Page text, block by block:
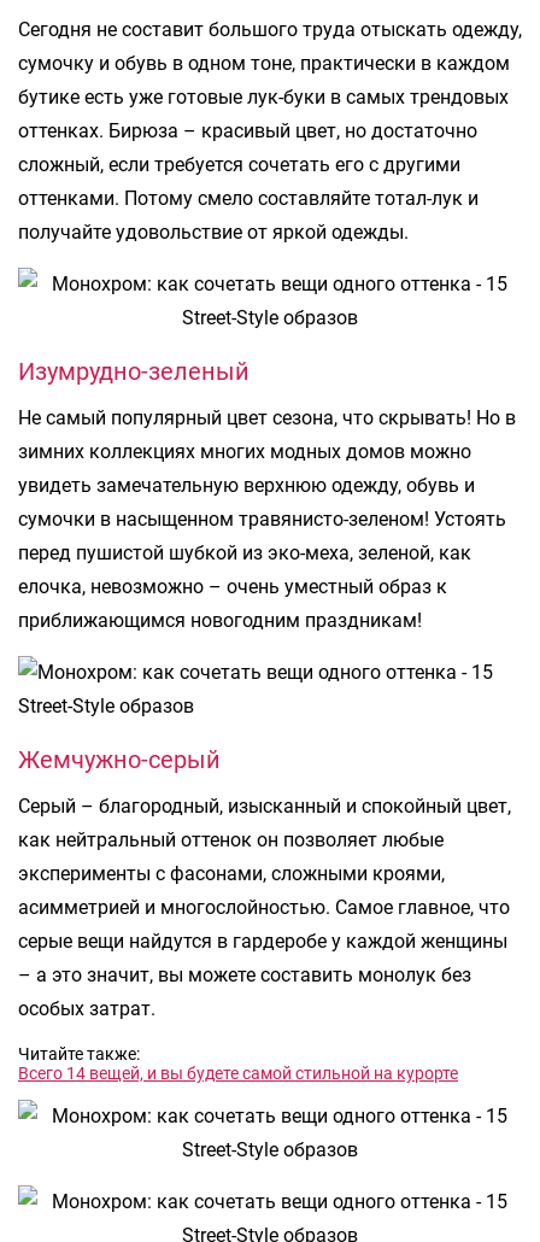
Сегодня не составит большого труда отыскать одежду,
сумочку и обувь в одном тоне, практически в каждом
бутике есть уже готовые лук-буки в самых трендовых
оттенках. Бирюза – красивый цвет, но достаточно
сложный, если требуется сочетать его с другими
оттенками. Потому смело составляйте тотал-лук и
получайте удовольствие от яркой одежды.
Изумрудно-зеленый
Не самый популярный цвет сезона, что скрывать! Но в
зимних коллекциях многих модных домов можно
увидеть замечательную верхнюю одежду, обувь и
сумочки в насыщенном травянисто-зеленом! Устоять
перед пушистой шубкой из эко-меха, зеленой, как
елочка, невозможно – очень уместный образ к
приближающимся новогодним праздникам!
Жемчужно-серый
Серый – благородный, изысканный и спокойный цвет,
как нейтральный оттенок он позволяет любые
эксперименты с фасонами, сложными кроями,
асимметрией и многослойностью. Самое главное, что
серые вещи найдутся в гардеробе у каждой женщины
– а это значит, вы можете составить монолук без
особых затрат.
Читайте также:
Всего 14 вещей, и вы будете самой стильной на курорте